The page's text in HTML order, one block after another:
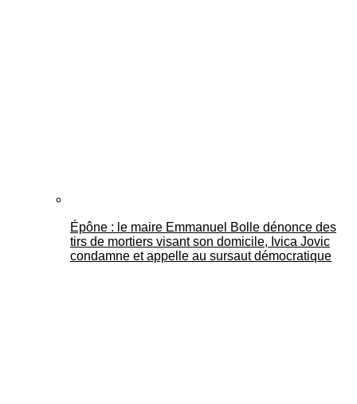
Épône : le maire Emmanuel Bolle dénonce des
tirs de mortiers visant son domicile, Ivica Jovic
condamne et appelle au sursaut démocratique